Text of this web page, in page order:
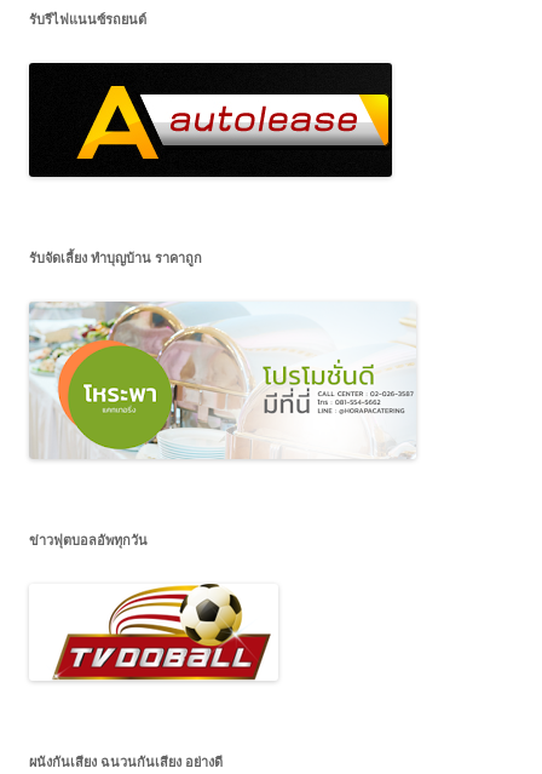
รับรีไฟแนนซ์รถยนต์
รับจัดเลี้ยง ทำบุญบ้าน ราคาถูก
ข่าวฟุตบอลอัพทุกวัน
ผนังกันเสียง ฉนวนกันเสียง อย่างดี